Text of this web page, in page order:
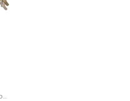
GASDRUCKFEDER MIT KUGELKOPF